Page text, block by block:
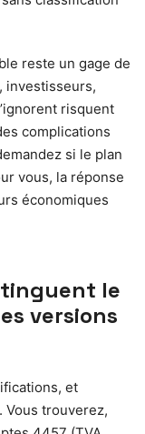
reste un gage de
investisseurs,
risquent
complications
si le plan
vous, la réponse
économiques
le
versions
et
Vous trouverez,